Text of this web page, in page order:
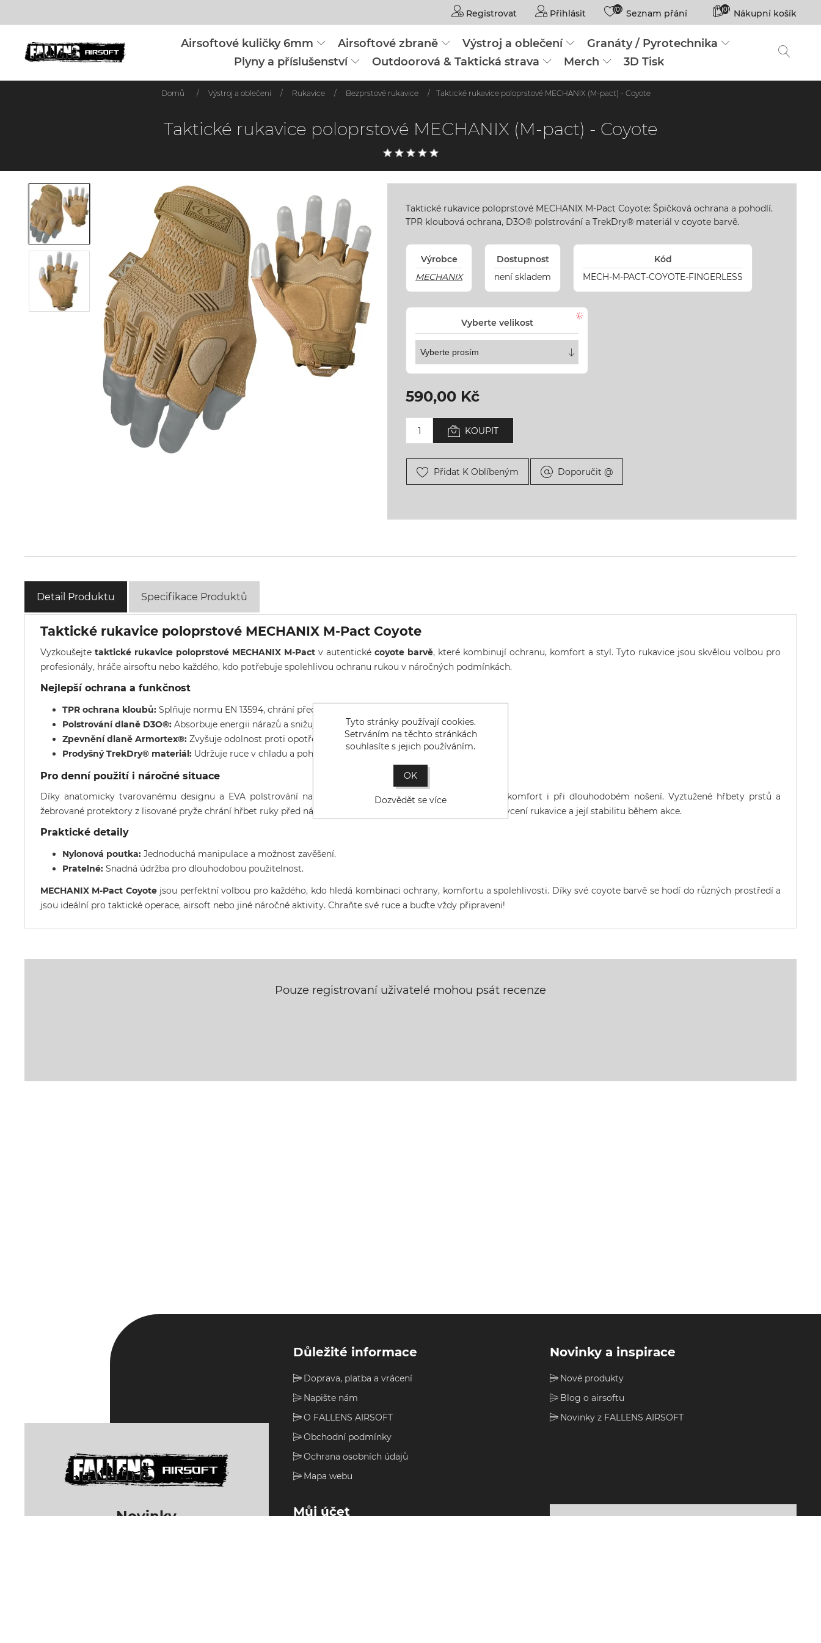
Registrovat Přihlásit (0) Seznam přání (0) Nákupní košík
Airsoftové kuličky 6mm Airsoftové zbraně Výstroj a oblečení
Granáty / Pyrotechnika
Plyny a příslušenství
Outdoorová & Taktická strava Merch 3D Tisk
Domů / Výstroj a oblečení / Rukavice / Bezprstové rukavice / Taktické rukavice poloprstové MECHANIX (M-pact) - Coyote
Taktické rukavice poloprstové MECHANIX (M-pact) - Coyote
Taktické rukavice poloprstové MECHANIX M-Pact Coyote: Špičková ochrana a pohodlí.
TPR kloubová ochrana, D3O® polstrování a TrekDry® materiál v coyote barvě.
Výrobce
MECHANIX
Dostupnost
není skladem
Kód
MECH-M-PACT-COYOTE-FINGERLESS
Vyberte velikost
590,00 Kč
KOUPIT
Přidat K Oblíbeným Doporučit @
Detail Produktu Specifikace Produktů
Taktické rukavice poloprstové MECHANIX M-Pact Coyote
Vyzkoušejte taktické rukavice poloprstové MECHANIX M-Pact v autentické coyote barvě, které kombinují ochranu, komfort a styl. Tyto rukavice jsou skvělou volbou pro
profesionály, hráče airsoftu nebo každého, kdo potřebuje spolehlivou ochranu rukou v náročných podmínkách.
Nejlepší ochrana a funkčnost
TPR ochrana kloubů: Splňuje normu EN 13594, chrání před nárazy a poraněními.
Polstrování dlaně D3O®: Absorbuje energii nárazů a snižuje únavu při dlouhém používání.
Zpevnění dlaně Armortex®: Zvyšuje odolnost proti opotřebení a zajišťuje spolehlivý úchop.
Prodyšný TrekDry® materiál: Udržuje ruce v chladu a pohodlí i při intenzivní aktivitě.
Pro denní použití i náročné situace
Díky anatomicky tvarovanému designu a EVA polstrování na dlaních tyto rukavice poskytují maximální komfort i při dlouhodobém nošení. Vyztužené hřbety prstů a
žebrované protektory z lisované pryže chrání hřbet ruky před nárazy. Suchý zip na zápěstí zajišťuje pevné uchycení rukavice a její stabilitu během akce.
Praktické detaily
Nylonová poutka: Jednoduchá manipulace a možnost zavěšení.
Pratelné: Snadná údržba pro dlouhodobou použitelnost.
MECHANIX M-Pact Coyotejsou perfektní volbou pro každého, kdo hledá kombinaci ochrany, komfortu a spolehlivosti. Díky své coyote barvě se hodí do různých prostředí a
jsou ideální pro taktické operace, airsoft nebo jiné náročné aktivity. Chraňte své ruce a buďte vždy připraveni!
Pouze registrovaní uživatelé mohou psát recenze
Novinky
Důležité informace
Doprava, platba a vrácení
Napište nám
O FALLENS AIRSOFT
Obchodní podmínky
Ochrana osobních údajů
Mapa webu
Novinky a inspirace
Nové produkty
Blog o airsoftu
Novinky z FALLENS AIRSOFT
Můj účet
Tyto stránky používají cookies.
Setrváním na těchto stránkách
souhlasíte s jejich používáním.
OK
Dozvědět se více